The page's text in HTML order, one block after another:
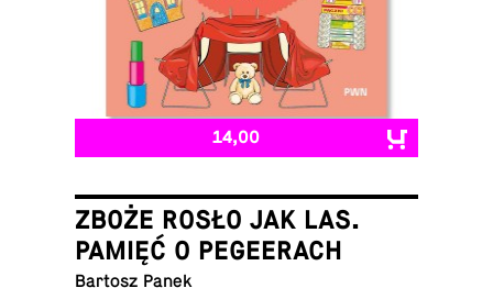
14,00
ZBOŻE ROSŁO JAK LAS.
PAMIĘĆ O PEGEERACH
Bartosz Panek